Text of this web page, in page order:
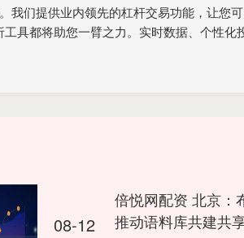
们提供业内领先的杠杆交易功能，让您
具都将助您一臂之力。实时数据、个性
08-12
倍悦网配资 北京：
推动语料库共建共